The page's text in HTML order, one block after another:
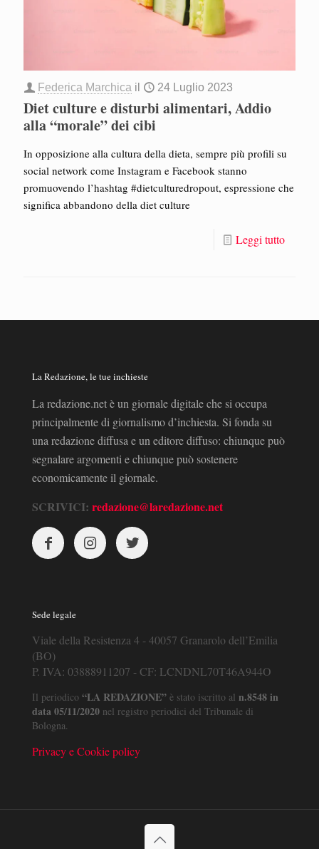
Federica Marchica il 24 Luglio 2023
Diet culture e disturbi alimentari, Addio
alla “morale” dei cibi
In opposizione alla cultura della dieta, sempre più profili su
social network come Instagram e Facebook stanno
promuovendo l’hashtag #dietculturedropout, espressione che
significa abbandono della diet culture
Leggi tutto
La Redazione, le tue inchieste
La redazione.net è un giornale digitale che si occupa
principalmente di giornalismo d’inchiesta. Si fonda su
una redazione diffusa e un editore diffuso: chiunque può
segnalare argomenti e chiunque può sostenere
economicamente il giornale.
SCRIVICI: redazione@laredazione.net
Sede legale
Viale della Resistenza 4 - 40057 Granarolo dell’Emilia
(BO)
P. IVA: 03888911207 - CF: LCNDNL70T46A944O
Il periodico “LA REDAZIONE” è stato iscritto al n.8548 in
data 05/11/2020 nel registro periodici del Tribunale di
Bologna.
Privacy e Cookie policy